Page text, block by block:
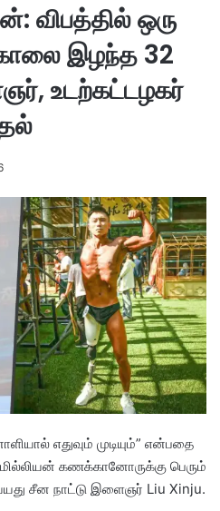
விபத்தில் ஒரு
இழந்த 32
உடற்கட்டழகர்
எதுவும் முடியும்” என்பதை
மில்லியன் கணக்கானோருக்கு பெரும்
சீன நாட்டு இளைஞர் Liu Xinju.